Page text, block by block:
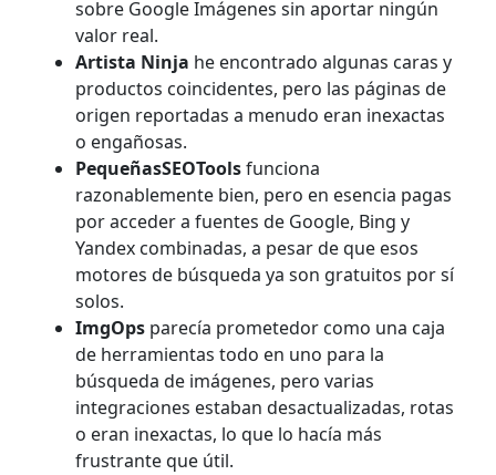
sobre Google Imágenes sin aportar ningún
valor real.
Artista Ninja he encontrado algunas caras y
productos coincidentes, pero las páginas de
origen reportadas a menudo eran inexactas
o engañosas.
PequeñasSEOToolsfunciona
razonablemente bien, pero en esencia pagas
por acceder a fuentes de Google, Bing y
Yandex combinadas, a pesar de que esos
motores de búsqueda ya son gratuitos por sí
solos.
ImgOps parecía prometedor como una caja
de herramientas todo en uno para la
búsqueda de imágenes, pero varias
integraciones estaban desactualizadas, rotas
o eran inexactas, lo que lo hacía más
frustrante que útil.